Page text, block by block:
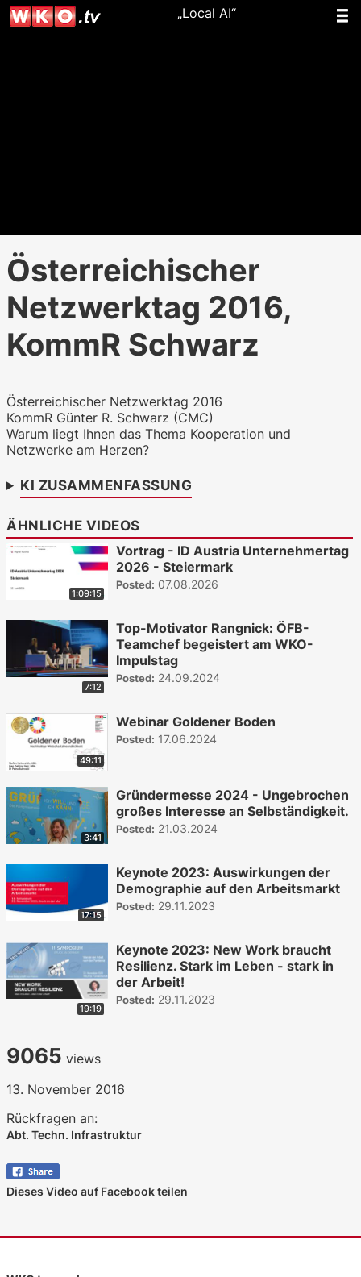
„Local AI“
Österreichischer
Netzwerktag 2016,
KommR Schwarz
Österreichischer Netzwerktag 2016
KommR Günter R. Schwarz (CMC)
Warum liegt Ihnen das Thema Kooperation und
Netzwerke am Herzen?
KI ZUSAMMENFASSUNG
ÄHNLICHE VIDEOS
1:09:15
Vortrag - ID Austria Unternehmertag
2026 - Steiermark
Posted: 07.08.2026
7:12
Top-Motivator Rangnick: ÖFB-
Teamchef begeistert am WKO-
Impulstag
Posted: 24.09.2024
49:11
Webinar Goldener Boden
Posted: 17.06.2024
3:41
Gründermesse 2024 - Ungebrochen
großes Interesse an Selbständigkeit.
Posted: 21.03.2024
17:15
Keynote 2023: Auswirkungen der
Demographie auf den Arbeitsmarkt
Posted: 29.11.2023
19:19
Keynote 2023: New Work braucht
Resilienz. Stark im Leben - stark in
der Arbeit!
Posted: 29.11.2023
9065 views
13. November 2016
Rückfragen an:
Abt. Techn. Infrastruktur
Dieses Video auf Facebook teilen
26b-a4b-it, Blackwell)